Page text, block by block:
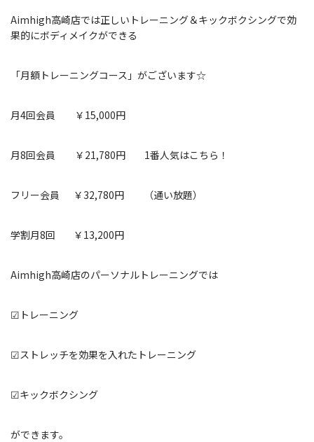
Aimhigh高崎店では正しいトレーニング＆キックボクシングで効
果的にボディメイクができる
「月額トレーニングコース」がございます☆
月4回会員 ￥15,000円
月8回会員 ￥21,780円 1番人気はこちら！
フリー会員 ￥32,780円 （通い放題）
学割月8回 ￥13,200円
Aimhigh高崎店のパーソナルトレーニングでは
☑トレーニング
☑ストレッチを効果を入れたトレーニング
☑キックボクシング
ができます。